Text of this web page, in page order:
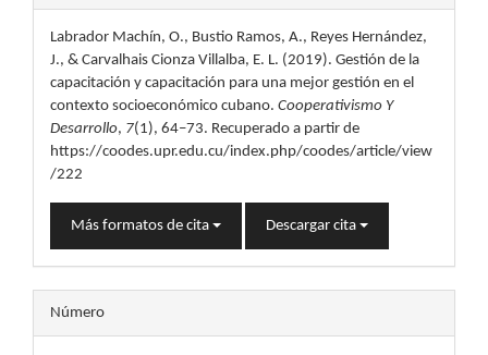
del
artículo
Labrador Machín, O., Bustio Ramos, A., Reyes Hernández,
J., & Carvalhais Cionza Villalba, E. L. (2019). Gestión de la
capacitación y capacitación para una mejor gestión en el
contexto socioeconómico cubano. Cooperativismo Y
Desarrollo, 7(1), 64–73. Recuperado a partir de
https://coodes.upr.edu.cu/index.php/coodes/article/view
/222
Más formatos de cita Descargar cita
Número